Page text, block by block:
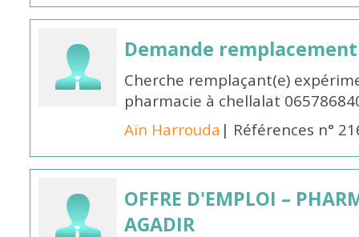
Demande remplacement
Cherche remplaçant(e)
pharmacie à chellalat
Aïn Harrouda | Références n°
OFFRE D'EMPLOI –
AGADIR